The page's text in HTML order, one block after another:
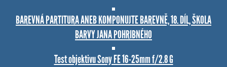
BAREVNÁ PARTITURA ANEB KOMPONUJTE BAREVNĚ, 18. DÍL, ŠKOLA
BARVY JANA POHRIBNÉHO
Test objektivu Sony FE 16-25mm f/2.8 G